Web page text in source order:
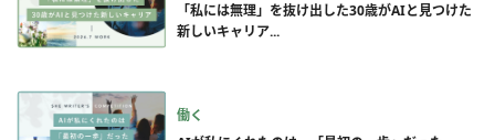
「私には無理」を抜け出した30歳がAIと見つけた
新しいキャリア...
働く